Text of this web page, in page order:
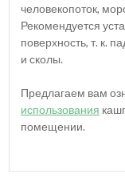
человекопоток,
Рекомендуется
поверхность, т. к.
и сколы.
Предлагаем вам
использования
помещении.